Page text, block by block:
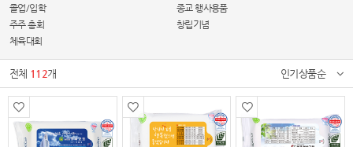
졸업/입학
종교 행사용품
주주 총회
창립기념
체육대회
전체 112개 인기상품순